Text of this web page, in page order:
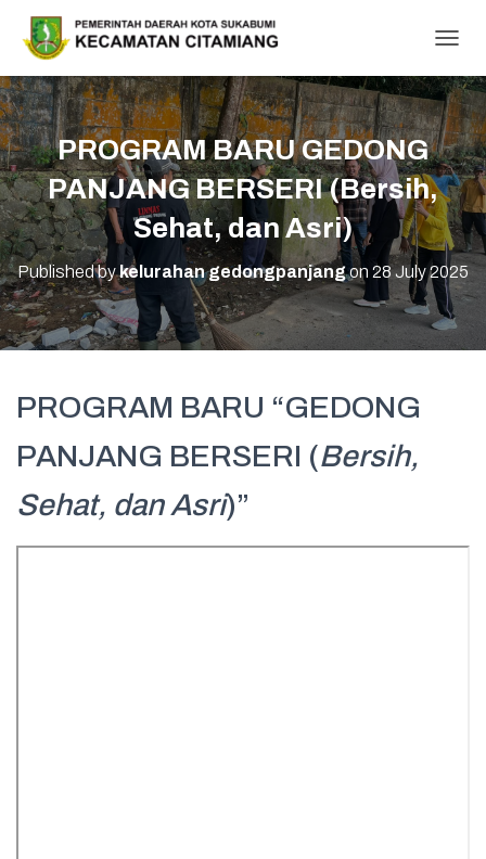
O
G
G
L
E
N
A
V
I
G
A
T
I
PROGRAM BARU GEDONG
PANJANG BERSERI (Bersih,
Sehat, dan Asri)
Published bykelurahan gedongpanjangon 28 July 2025
PROGRAM BARU “GEDONG
PANJANG BERSERI (Bersih,
Sehat, dan Asri)”